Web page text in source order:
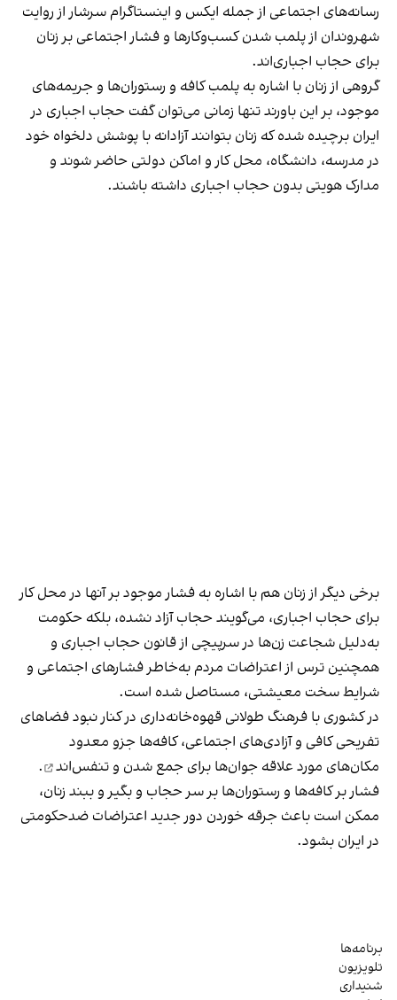
رسانه‎‌های اجتماعی از جمله ایکس و اینستاگرام سرشار از روایت
شهروندان از پلمب شدن کسب‌وکارها و فشار اجتماعی بر زنان
برای حجاب اجباری‌اند.
گروهی از زنان با اشاره به پلمب کافه و رستوران‌ها و جریمه‌های
موجود، بر این باورند تنها زمانی می‌توان گفت حجاب اجباری در
ایران برچیده شده که زنان بتوانند آزادانه با پوشش دلخواه خود
در مدرسه، دانشگاه، محل کار و اماکن دولتی حاضر شوند و
مدارک هویتی بدون حجاب اجباری داشته باشند.
برخی دیگر از زنان هم با اشاره به فشار موجود بر آنها در محل کار
برای حجاب اجباری، می‌گویند حجاب آزاد نشده، بلکه حکومت
به‌دلیل شجاعت زن‌ها در سرپیچی از قانون حجاب اجباری و
همچنین ترس از اعتراضات مردم به‌خاطر فشارهای اجتماعی و
شرایط سخت معیشتی، مستاصل شده است.
در کشوری با فرهنگ طولانی قهوه‌‌خانه‌داری در کنار نبود فضاهای
تفریحی کافی و آزادی‌های اجتماعی، کافه‌ها جزو معدود
مکان‌های مورد علاقه جوان‌ها برای جمع شدن و تنفس‌اند
.
فشار بر کافه‌ها و رستوران‌ها بر سر حجاب و بگیر و ببند زنان،
ممکن است باعث جرقه خوردن دور جدید اعتراضات ضدحکومتی
در ایران بشود.
برنامه‌ها
تلویزیون
شنیداری